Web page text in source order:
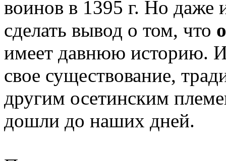
воинов в 1395 г. Но даже
сделать вывод о том, что
имеет давнюю историю. И
свое существование,
другим осетинским
дошли до наших дней.